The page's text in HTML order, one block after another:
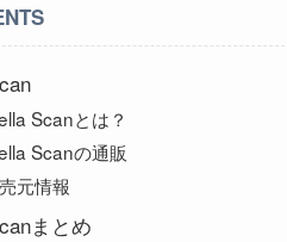
Scanとは？
Scanの通販
元情報
まとめ